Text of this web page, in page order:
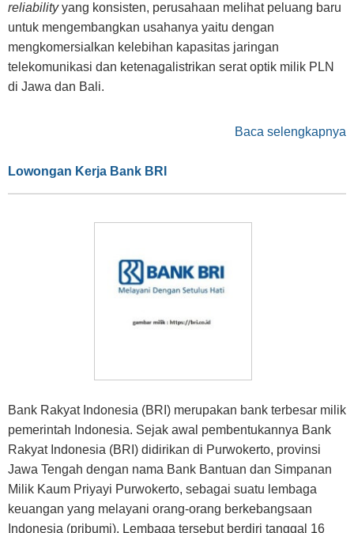
reliabilityyang konsisten, perusahaan melihat peluang baru
untuk mengembangkan usahanya yaitu dengan
mengkomersialkan kelebihan kapasitas jaringan
telekomunikasi dan ketenagalistrikan serat optik milik PLN
di Jawa dan Bali.
Baca selengkapnya
Lowongan Kerja Bank BRI
Bank Rakyat Indonesia (BRI) merupakan bank terbesar milik
pemerintah Indonesia. Sejak awal pembentukannya Bank
Rakyat Indonesia (BRI) didirikan di Purwokerto, provinsi
Jawa Tengah dengan nama Bank Bantuan dan Simpanan
Milik Kaum Priyayi Purwokerto, sebagai suatu lembaga
keuangan yang melayani orang-orang berkebangsaan
Indonesia (pribumi). Lembaga tersebut berdiri tanggal 16